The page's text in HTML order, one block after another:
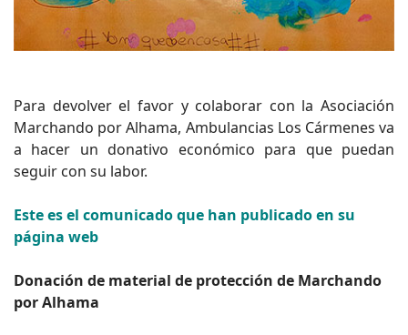
Para devolver el favor y colaborar con la Asociación
Marchando por Alhama, Ambulancias Los Cármenes va
a hacer un donativo económico para que puedan
seguir con su labor.
Este es el comunicado que han publicado en su
página web
Donación de material de protección de Marchando
por Alhama